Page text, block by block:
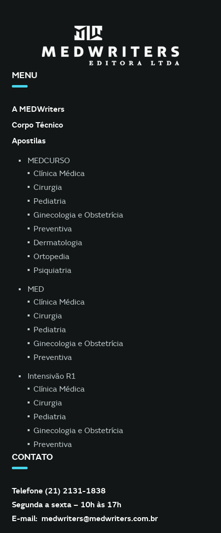
MENU
A MEDWriters
Corpo Técnico
Apostilas
MEDCURSO
Clínica Médica
Cirurgia
Pediatria
Ginecologia e Obstetrícia
Preventiva
Dermatologia
Ortopedia
Psiquiatria
MED
Clínica Médica
Cirurgia
Pediatria
Ginecologia e Obstetrícia
Preventiva
Intensivão R1
Clínica Médica
Cirurgia
Pediatria
Ginecologia e Obstetrícia
Preventiva
CONTATO
Telefone (21) 2131-1838
Segunda a sexta – 10h às 17h
E-mail: medwriters@medwriters.com.br